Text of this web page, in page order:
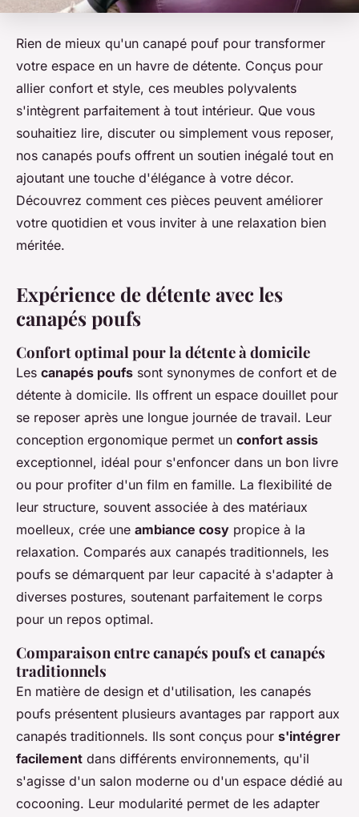
Rien de mieux qu'un canapé pouf pour transformer
votre espace en un havre de détente. Conçus pour
allier confort et style, ces meubles polyvalents
s'intègrent parfaitement à tout intérieur. Que vous
souhaitiez lire, discuter ou simplement vous reposer,
nos canapés poufs offrent un soutien inégalé tout en
ajoutant une touche d'élégance à votre décor.
Découvrez comment ces pièces peuvent améliorer
votre quotidien et vous inviter à une relaxation bien
méritée.
Expérience de détente avec les
canapés poufs
Confort optimal pour la détente à domicile
Les canapés poufs sont synonymes de confort et de
détente à domicile. Ils offrent un espace douillet pour
se reposer après une longue journée de travail. Leur
conception ergonomique permet un confort assis
exceptionnel, idéal pour s'enfoncer dans un bon livre
ou pour profiter d'un film en famille. La flexibilité de
leur structure, souvent associée à des matériaux
moelleux, crée une ambiance cosy propice à la
relaxation. Comparés aux canapés traditionnels, les
poufs se démarquent par leur capacité à s'adapter à
diverses postures, soutenant parfaitement le corps
pour un repos optimal.
Comparaison entre canapés poufs et canapés
traditionnels
En matière de design et d'utilisation, les canapés
poufs présentent plusieurs avantages par rapport aux
canapés traditionnels. Ils sont conçus pour s'intégrer
facilement dans différents environnements, qu'il
s'agisse d'un salon moderne ou d'un espace dédié au
cocooning. Leur modularité permet de les adapter